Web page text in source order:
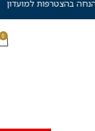
0
10% הנחה בהצטרפות למועדון VIP